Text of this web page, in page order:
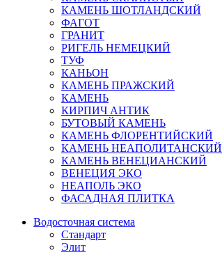
КАМЕНЬ ШОТЛАНДСКИЙ
ФАГОТ
ГРАНИТ
РИГЕЛЬ НЕМЕЦКИЙ
ТУФ
КАНЬОН
КАМЕНЬ ПРАЖСКИЙ
КАМЕНЬ
КИРПИЧ АНТИК
БУТОВЫЙ КАМЕНЬ
КАМЕНЬ ФЛОРЕНТИЙСКИЙ
КАМЕНЬ НЕАПОЛИТАНСКИЙ
КАМЕНЬ ВЕНЕЦИАНСКИЙ
ВЕНЕЦИЯ ЭКО
НЕАПОЛЬ ЭКО
ФАСАДНАЯ ПЛИТКА
Водосточная система
Стандарт
Элит